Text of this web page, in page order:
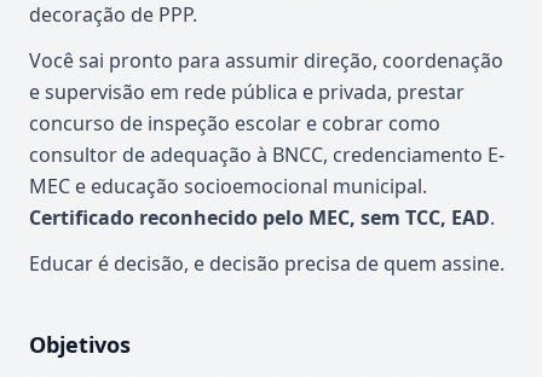
decoração de PPP.
Você sai pronto para assumir direção, coordenação
e supervisão em rede pública e privada, prestar
concurso de inspeção escolar e cobrar como
consultor de adequação à BNCC, credenciamento E-
MEC e educação socioemocional municipal.
Certificado reconhecido pelo MEC, sem TCC, EAD.
Educar é decisão, e decisão precisa de quem assine.
Objetivos